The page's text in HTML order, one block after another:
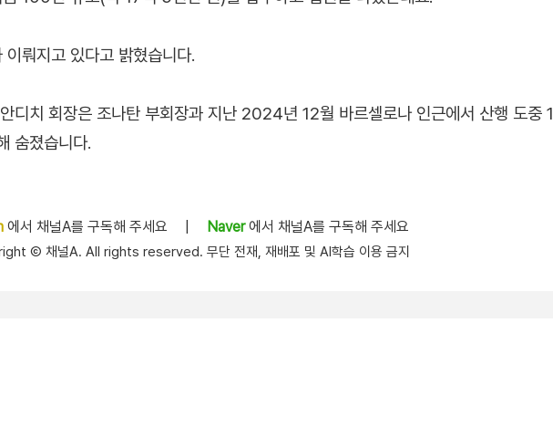
뤄지고 있다고 밝혔습니다.
디치 회장은 조나탄 부회장과 지난 2024년 12월 바르셀로나 인근에서 산행 도중 1
숨졌습니다.
에서 채널A를 구독해 주세요 Naver에서 채널A를 구독해 주세요
Ⓒ 채널A. All rights reserved. 무단 전재, 재배포 및 AI학습 이용 금지